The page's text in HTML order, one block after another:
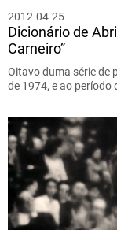
2012-04-25
Dicionário de
Carneiro”
Oitavo duma série de
de 1974, e ao